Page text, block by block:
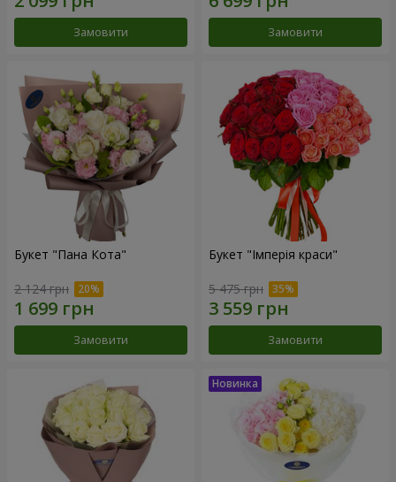
Замовити Замовити
Букет "Пана Кота"
2 124 грн
Замовити
Букет "Імперія краси"
5 475 грн
Замовити